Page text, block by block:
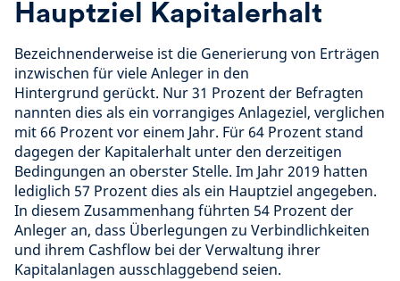
Hauptziel Kapitalerhalt
Bezeichnenderweise ist die Generierung von Erträgen
inzwischen für viele Anleger in den
Hintergrund gerückt. Nur 31 Prozent der Befragten
nannten dies als ein vorrangiges Anlageziel, verglichen
mit 66 Prozent vor einem Jahr. Für 64 Prozent stand
dagegen der Kapitalerhalt unter den derzeitigen
Bedingungen an oberster Stelle. Im Jahr 2019 hatten
lediglich 57 Prozent dies als ein Hauptziel angegeben.
In diesem Zusammenhang führten 54 Prozent der
Anleger an, dass Überlegungen zu Verbindlichkeiten
und ihrem Cashflow bei der Verwaltung ihrer
Kapitalanlagen ausschlaggebend seien.